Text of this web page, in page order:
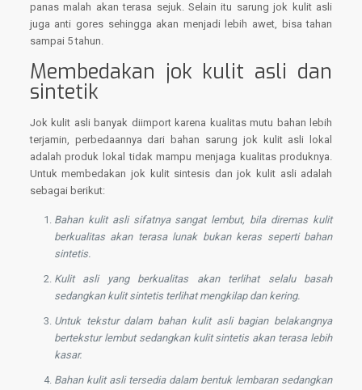
panas malah akan terasa sejuk. Selain itu sarung jok kulit asli
juga anti gores sehingga akan menjadi lebih awet, bisa tahan
sampai 5 tahun.
Membedakan jok kulit asli dan
sintetik
Jok kulit asli banyak diimport karena kualitas mutu bahan lebih
terjamin, perbedaannya dari bahan sarung jok kulit asli lokal
adalah produk lokal tidak mampu menjaga kualitas produknya.
Untuk membedakan jok kulit sintesis dan jok kulit asli adalah
sebagai berikut:
Bahan kulit asli sifatnya sangat lembut, bila diremas kulit
berkualitas akan terasa lunak bukan keras seperti bahan
sintetis.
Kulit asli yang berkualitas akan terlihat selalu basah
sedangkan kulit sintetis terlihat mengkilap dan kering.
Untuk tekstur dalam bahan kulit asli bagian belakangnya
bertekstur lembut sedangkan kulit sintetis akan terasa lebih
kasar.
Bahan kulit asli tersedia dalam bentuk lembaran sedangkan